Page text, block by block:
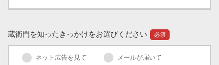
蔵衛門を知ったきっかけをお選びください 必須
ネット広告を見て メールが届いて